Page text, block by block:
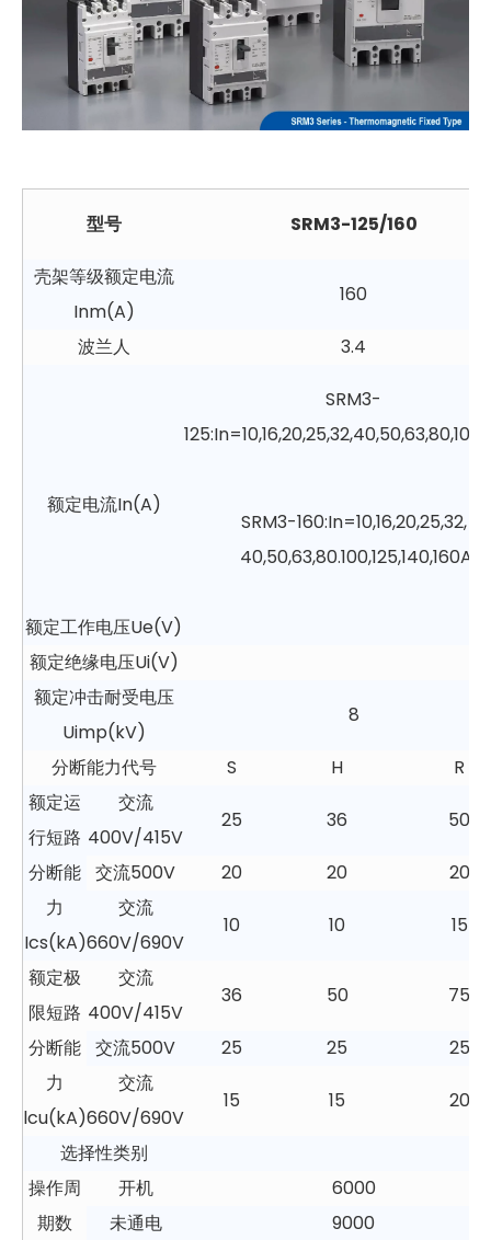
型号 SRM3-125/160
壳架等级额定电流
Inm(A)
160
波兰人 3.4
额定电流In(A)
SRM3-
SRM3-160:In=10,16,20,25,32,
40,50,63,80.100,125,140,160A
额定工作电压Ue(V)
额定绝缘电压Ui(V)
额定冲击耐受电压
Uimp(kV)
8
分断能力代号 S H
R
额定运
行短路
分断能
力
Ics(kA)
交流
400V/415V
25 36 50
交流500V 20 20
20
交流
660V/690V
10 10 15
额定极
限短路
分断能
力
lcu(kA)
交流
400V/415V
36 50 75
交流500V 25 25
25
交流
660V/690V
15 15 20
选择性类别
操作周
期数
开机
6000
未通电
9000